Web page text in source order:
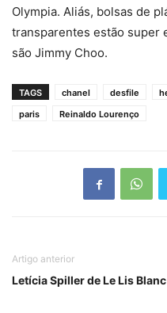
Olympia. Aliás, bolsas de
transparentes estão super
são Jimmy Choo.
TAGS chanel desfile
paris
Reinaldo Lourenço
Artigo anterior
Letícia Spiller de Le Lis Blanc